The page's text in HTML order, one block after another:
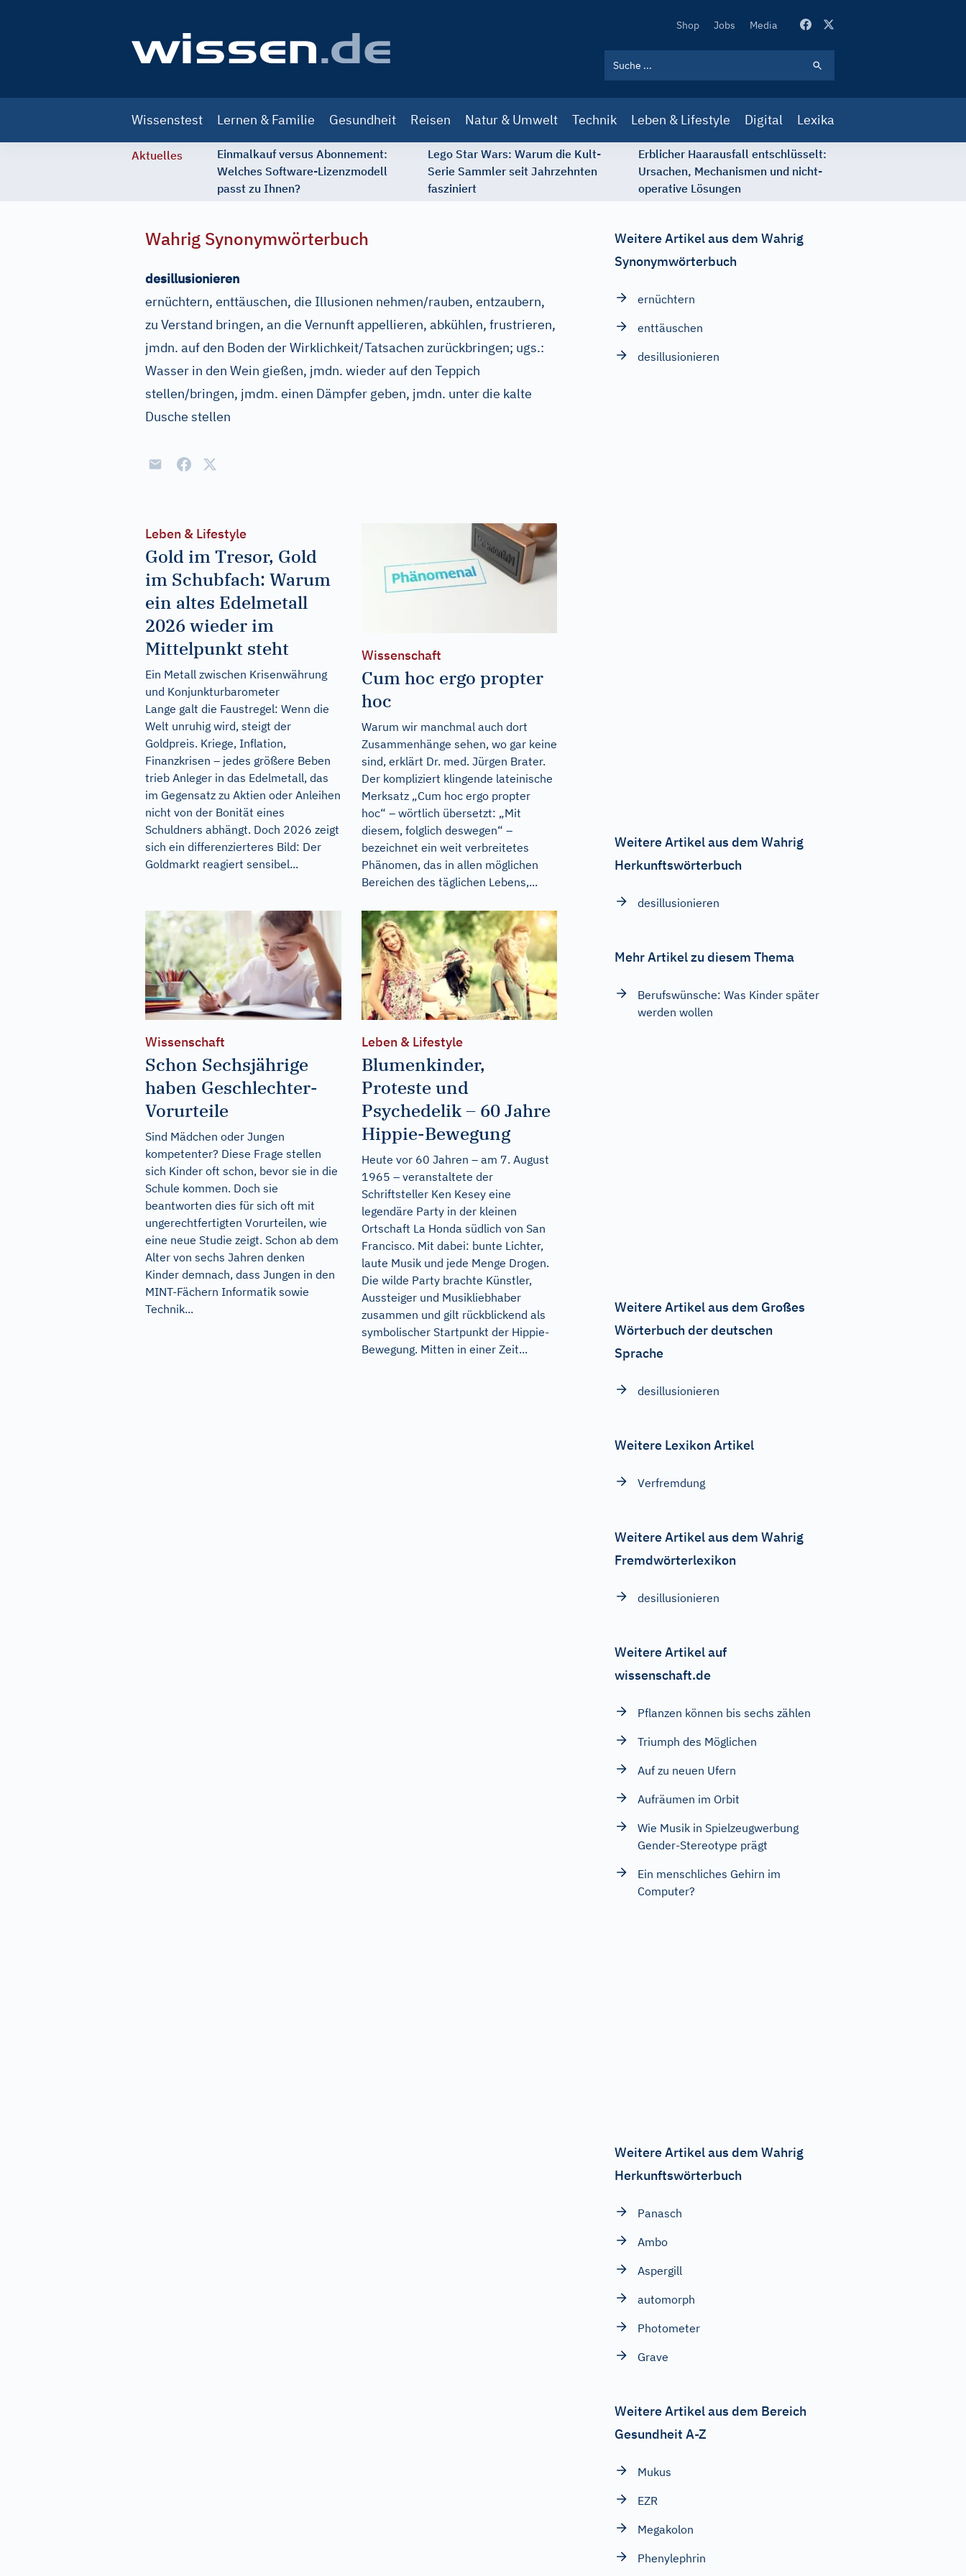
Secondary
Shop Jobs Media
navigation
Wissenstest Lernen & Familie Gesundheit Reisen Natur & Umwelt Technik Leben & Lifestyle Digital Lexika
Aktuelles
Einmalkauf versus Abonnement:
Welches Software-Lizenzmodell
passt zu Ihnen?
Lego Star Wars: Warum die Kult-
Serie Sammler seit Jahrzehnten
fasziniert
Erblicher Haarausfall entschlüsselt:
Ursachen, Mechanismen und nicht-
operative Lösungen
Wahrig Synonymwörterbuch
desillusionieren
ernüchtern, enttäuschen, die Illusionen nehmen/rauben, entzaubern,
zu Verstand bringen, an die Vernunft appellieren, abkühlen, frustrieren,
jmdn. auf den Boden der Wirklichkeit/Tatsachen zurückbringen; ugs.:
Wasser in den Wein gießen, jmdn. wieder auf den Teppich
stellen/bringen, jmdm. einen Dämpfer geben, jmdn. unter die kalte
Dusche stellen
Leben & Lifestyle
Gold im Tresor, Gold
im Schubfach: Warum
ein altes Edelmetall
2026 wieder im
Mittelpunkt steht
Ein Metall zwischen Krisenwährung
und Konjunkturbarometer
Lange galt die Faustregel: Wenn die
Welt unruhig wird, steigt der
Goldpreis. Kriege, Inflation,
Finanzkrisen – jedes größere Beben
trieb Anleger in das Edelmetall, das
im Gegensatz zu Aktien oder Anleihen
nicht von der Bonität eines
Schuldners abhängt. Doch 2026 zeigt
sich ein differenzierteres Bild: Der
Goldmarkt reagiert sensibel...
Wissenschaft
Cum hoc ergo propter
hoc
Warum wir manchmal auch dort
Zusammenhänge sehen, wo gar keine
sind, erklärt Dr. med. Jürgen Brater.
Der kompliziert klingende lateinische
Merksatz „Cum hoc ergo propter
hoc“ – wörtlich übersetzt: „Mit
diesem, folglich deswegen“ –
bezeichnet ein weit verbreitetes
Phänomen, das in allen möglichen
Bereichen des täglichen Lebens,...
Wissenschaft
Schon Sechsjährige
haben Geschlechter-
Vorurteile
Sind Mädchen oder Jungen
kompetenter? Diese Frage stellen
sich Kinder oft schon, bevor sie in die
Schule kommen. Doch sie
beantworten dies für sich oft mit
ungerechtfertigten Vorurteilen, wie
eine neue Studie zeigt. Schon ab dem
Alter von sechs Jahren denken
Kinder demnach, dass Jungen in den
MINT-Fächern Informatik sowie
Technik...
Leben & Lifestyle
Blumenkinder,
Proteste und
Psychedelik – 60 Jahre
Hippie-Bewegung
Heute vor 60 Jahren – am 7. August
1965 – veranstaltete der
Schriftsteller Ken Kesey eine
legendäre Party in der kleinen
Ortschaft La Honda südlich von San
Francisco. Mit dabei: bunte Lichter,
laute Musik und jede Menge Drogen.
Die wilde Party brachte Künstler,
Aussteiger und Musikliebhaber
zusammen und gilt rückblickend als
symbolischer Startpunkt der Hippie-
Bewegung. Mitten in einer Zeit...
Weitere Artikel aus dem Wahrig
Synonymwörterbuch
ernüchtern
enttäuschen
desillusionieren
Weitere Artikel aus dem Wahrig
Herkunftswörterbuch
desillusionieren
Mehr Artikel zu diesem Thema
Berufswünsche: Was Kinder später
werden wollen
Weitere Artikel aus dem Großes
Wörterbuch der deutschen
Sprache
desillusionieren
Weitere Lexikon Artikel
Verfremdung
Weitere Artikel aus dem Wahrig
Fremdwörterlexikon
desillusionieren
Weitere Artikel auf
wissenschaft.de
Pflanzen können bis sechs zählen
Triumph des Möglichen
Auf zu neuen Ufern
Aufräumen im Orbit
Wie Musik in Spielzeugwerbung
Gender-Stereotype prägt
Ein menschliches Gehirn im
Computer?
Weitere Artikel aus dem Wahrig
Herkunftswörterbuch
Panasch
Ambo
Aspergill
automorph
Photometer
Grave
Weitere Artikel aus dem Bereich
Gesundheit A-Z
Mukus
EZR
Megakolon
Phenylephrin